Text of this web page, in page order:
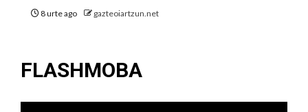
8 urte ago gazteoiartzun.net
FLASHMOBA